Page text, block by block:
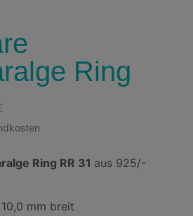
Ring
Ring RR 31 aus 925/-
mm breit